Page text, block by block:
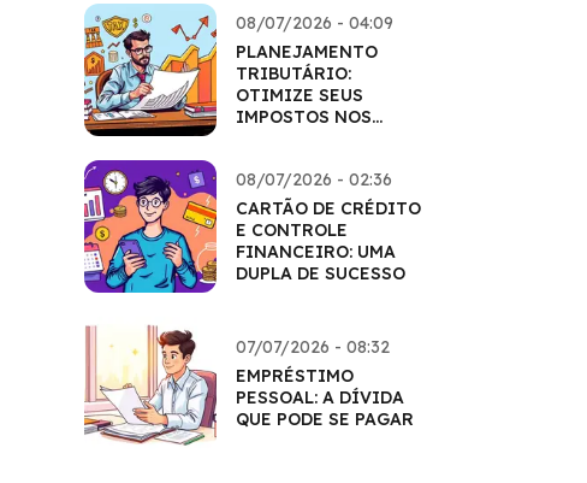
08/07/2026 - 04:09
PLANEJAMENTO
TRIBUTÁRIO:
OTIMIZE SEUS
IMPOSTOS NOS
08/07/2026 - 02:36
CARTÃO DE CRÉDITO
E CONTROLE
FINANCEIRO: UMA
DUPLA DE SUCESSO
07/07/2026 - 08:32
EMPRÉSTIMO
PESSOAL: A DÍVIDA
QUE PODE SE PAGAR